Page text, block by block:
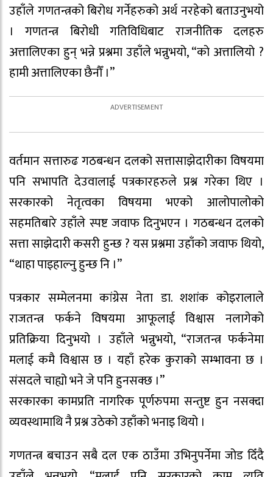
उहाँले गणतन्त्रको बिरोध गर्नेहरुको अर्थ नरहेको बताउनुभयो
। गणतन्त्र बिरोधी गतिविधिबाट राजनीतिक दलहरु
अत्तालिएका हुन् भन्ने प्रश्नमा उहाँले भन्नुभयो, “को अत्तालियो ?
हामी अत्तालिएका छैनौँ ।”
वर्तमान सत्तारुढ गठबन्धन दलको सत्तासाझेदारीका विषयमा
पनि सभापति देउवालाई पत्रकारहरुले प्रश्न गरेका थिए ।
सरकारको नेतृत्वका विषयमा भएको आलोपालोको
सहमतिबारे उहाँले स्पष्ट जवाफ दिनुभएन । गठबन्धन दलको
सत्ता साझेदारी कसरी हुन्छ ? यस प्रश्नमा उहाँको जवाफ थियो,
“थाहा पाइहाल्नु हुन्छ नि ।”
पत्रकार सम्मेलनमा कांग्रेस नेता डा. शशांक कोइरालाले
राजतन्त्र फर्कने विषयमा आफूलाई विश्वास नलागेको
प्रतिक्रिया दिनुभयो । उहाँले भन्नुभयो, “राजतन्त्र फर्कनेमा
मलाई कमै विश्वास छ । यहाँ हरेक कुराको सम्भावना छ ।
संसदले चाह्यो भने जे पनि हुनसक्छ ।”
सरकारका कामप्रति नागरिक पूर्णरुपमा सन्तुष्ट हुन नसक्दा
व्यवस्थामाथि नै प्रश्न उठेको उहाँको भनाइ थियो ।
गणतन्त्र बचाउन सबै दल एक ठाउँमा उभिनुपर्नेमा जोड दिँदै